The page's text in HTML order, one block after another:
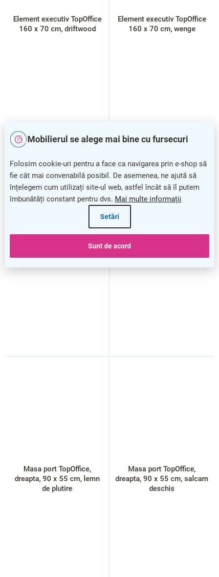
Mobilierul se alege mai bine cu fursecuri
Folosim cookie-uri pentru a face ca navigarea prin e-shop să
fie cât mai convenabilă posibil. De asemenea, ne ajută să
înțelegem cum utilizați site-ul web, astfel încât să îl putem
îmbunătăți constant pentru dvs. Mai multe informații
Setări
Sunt de acord
Element executiv TopOffice
160 x 70 cm, driftwood
Element executiv TopOffice
160 x 70 cm, wenge
Element executiv TopOffice
Element executiv TopOffice
Masa port TopOffice,
dreapta, 90 x 55 cm, lemn
de plutire
Masa port TopOffice,
dreapta, 90 x 55 cm, salcam
deschis